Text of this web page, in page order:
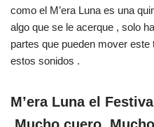
como el M’era Luna es una
algo que se le acerque , solo
partes que pueden mover
estos sonidos .
M’era Luna el